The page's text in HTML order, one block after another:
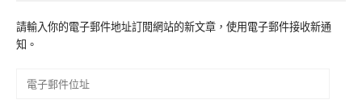
請輸入你的電子郵件地址訂閱網站的新文章，使用電子郵件接收新通
知。